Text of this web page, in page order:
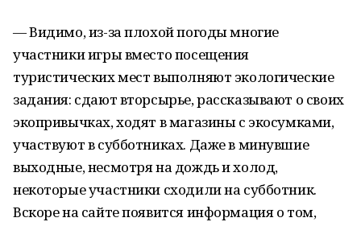
— Видимо, из-за плохой погоды многие
участники игры вместо посещения
туристических мест выполняют экологические
задания: сдают вторсырье, рассказывают о своих
экопривычках, ходят в магазины с экосумками,
участвуют в субботниках. Даже в минувшие
выходные, несмотря на дождь и холод,
некоторые участники сходили на субботник.
Вскоре на сайте появится информация о том,